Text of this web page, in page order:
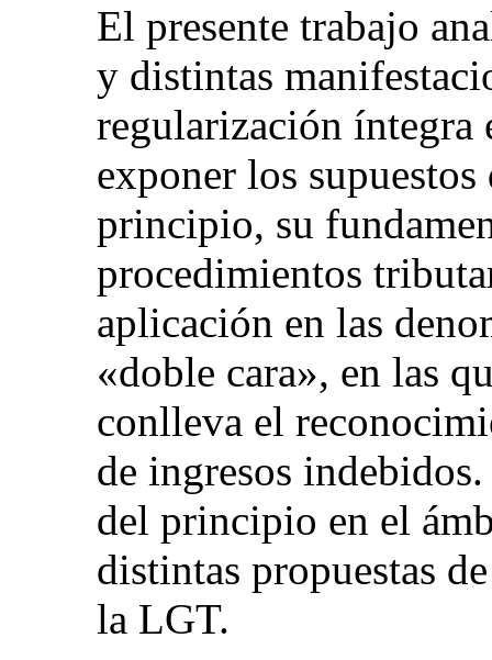
El presente trabajo
y distintas
regularización íntegra
exponer los
principio, su
procedimientos
aplicación en las
«doble cara», en las
conlleva el
de ingresos
del principio en el
distintas propuestas
la LGT.